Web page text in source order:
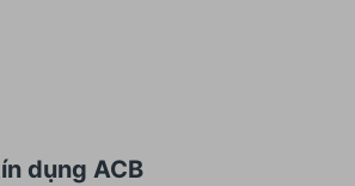
dụng ACB